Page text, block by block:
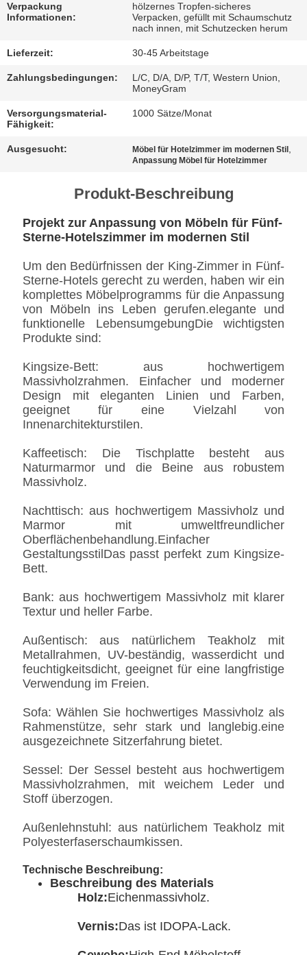
DATENSCHUTZ-
BESTIMMUNGEN
Verpackung
Informationen:
hölzernes Tropfen-sicheres
Verpacken, gefüllt mit Schaumschutz
nach innen, mit Schutzecken herum
Lieferzeit: 30-45 Arbeitstage
Zahlungsbedingungen:
L/C, D/A, D/P, T/T, Western Union,
MoneyGram
Versorgungsmaterial-
Fähigkeit:
1000 Sätze/Monat
Ausgesucht: Möbel für Hotelzimmer im modernen Stil
Anpassung Möbel für Hotelzimmer
Produkt-Beschreibung
Projekt zur Anpassung von Möbeln für Fünf-
Sterne-Hotelszimmer im modernen Stil
Um den Bedürfnissen der King-Zimmer in Fünf-
Sterne-Hotels gerecht zu werden, haben wir ein
komplettes Möbelprogramms für die Anpassung
von Möbeln ins Leben gerufen.elegante und
funktionelle LebensumgebungDie wichtigsten
Produkte sind:
Kingsize-Bett: aus hochwertigem
Massivholzrahmen. Einfacher und moderner
Design mit eleganten Linien und Farben,
geeignet für eine Vielzahl von
Innenarchitekturstilen.
Kaffeetisch: Die Tischplatte besteht aus
Naturmarmor und die Beine aus robustem
Massivholz.
Nachttisch: aus hochwertigem Massivholz und
Marmor mit umweltfreundlicher
Oberflächenbehandlung.Einfacher
GestaltungsstilDas passt perfekt zum Kingsize-
Bett.
Bank: aus hochwertigem Massivholz mit klarer
Textur und heller Farbe.
Außentisch: aus natürlichem Teakholz mit
Metallrahmen, UV-beständig, wasserdicht und
feuchtigkeitsdicht, geeignet für eine langfristige
Verwendung im Freien.
Sofa: Wählen Sie hochwertiges Massivholz als
Rahmenstütze, sehr stark und langlebig.eine
ausgezeichnete Sitzerfahrung bietet.
Sessel: Der Sessel besteht aus hochwertigem
Massivholzrahmen, mit weichem Leder und
Stoff überzogen.
Außenlehnstuhl: aus natürlichem Teakholz mit
Polyesterfaserschaumkissen.
Technische Beschreibung:
Beschreibung des Materials
Holz:Eichenmassivholz.
Vernis:Das ist IDOPA-Lack.